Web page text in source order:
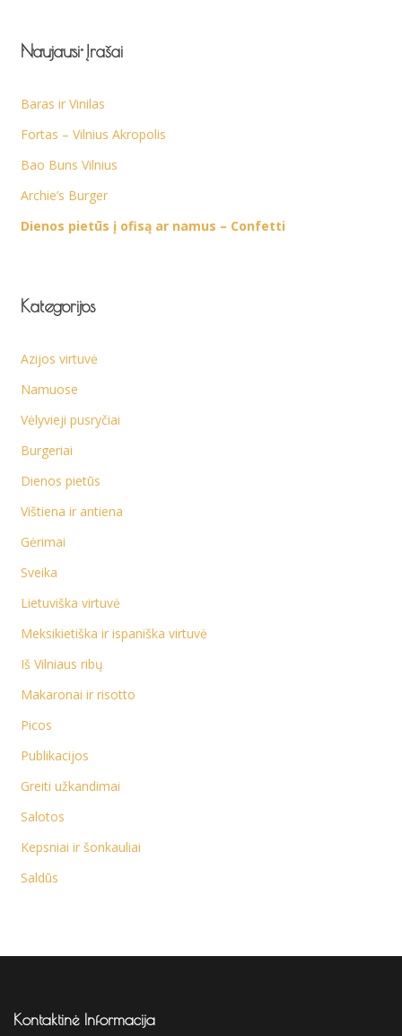
Naujausi Įrašai
Baras ir Vinilas
Fortas – Vilnius Akropolis
Bao Buns Vilnius
Archie’s Burger
Dienos pietūs į ofisą ar namus – Confetti
Kategorijos
Azijos virtuvė
Namuose
Vėlyvieji pusryčiai
Burgeriai
Dienos pietūs
Vištiena ir antiena
Gėrimai
Sveika
Lietuviška virtuvė
Meksikietiška ir ispaniška virtuvė
Iš Vilniaus ribų
Makaronai ir risotto
Picos
Publikacijos
Greiti užkandimai
Salotos
Kepsniai ir šonkauliai
Saldūs
Kontaktinė Informacija